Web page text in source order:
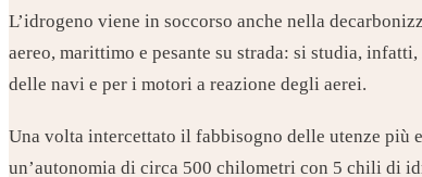
L’idrogeno viene in soccorso anche nella
aereo, marittimo e pesante su strada: si studia,
delle navi e per i motori a reazione degli aerei.
Una volta intercettato il fabbisogno delle utenze più
un’autonomia di circa 500 chilometri con 5 chili di